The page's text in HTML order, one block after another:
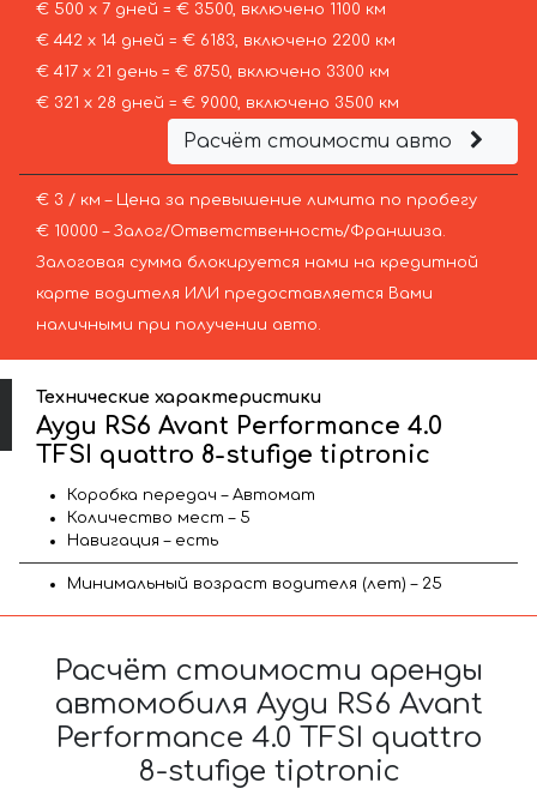
€ 500 х 7 дней = € 3500, включено 1100 км
€ 442 х 14 дней = € 6183, включено 2200 км
€ 417 х 21 день = € 8750, включено 3300 км
€ 321 х 28 дней = € 9000, включено 3500 км
Расчёт стоимости авто
€ 3 / км – Цена за превышение лимита по пробегу
€ 10000 – Залог/Ответственность/Франшиза.
Залоговая сумма блокируется нами на кредитной
карте водителя ИЛИ предоставляется Вами
наличными при получении авто.
Технические характеристики
Ауди RS6 Avant Performance 4.0
TFSI quattro 8-stufige tiptronic
Коробка передач – Автомат
Количество мест – 5
Навигация – есть
Минимальный возраст водителя (лет) – 25
Расчёт стоимости аренды
автомобиля Ауди RS6 Avant
Performance 4.0 TFSI quattro
8-stufige tiptronic